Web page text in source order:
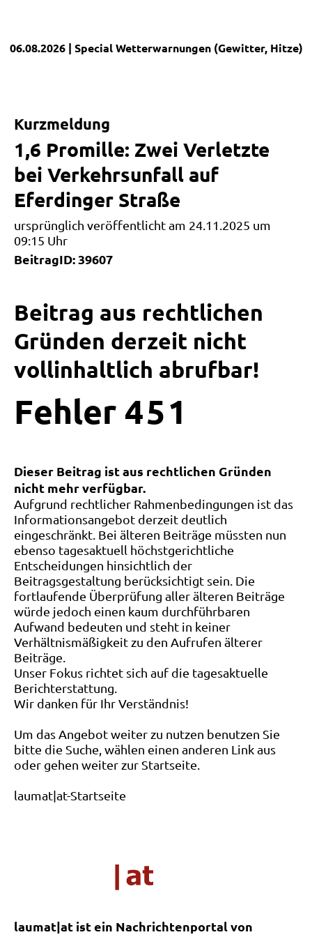
06.08.2026 | SpecialWetterwarnungen (Gewitter, Hitze)
Kurzmeldung
1,6 Promille: Zwei Verletzte
bei Verkehrsunfall auf
Eferdinger Straße
ursprünglich veröffentlicht am 24.11.2025 um
09:15 Uhr
BeitragID: 39607
Beitrag aus rechtlichen
Gründen derzeit nicht
vollinhaltlich abrufbar!
Fehler 4 5 1
Dieser Beitrag ist aus rechtlichen Gründen
nicht mehr verfügbar.
Aufgrund rechtlicher Rahmenbedingungen ist das
Informationsangebot derzeit deutlich
eingeschränkt. Bei älteren Beiträge müssten nun
ebenso tagesaktuell höchstgerichtliche
Entscheidungen hinsichtlich der
Beitragsgestaltung berücksichtigt sein. Die
fortlaufende Überprüfung aller älteren Beiträge
würde jedoch einen kaum durchführbaren
Aufwand bedeuten und steht in keiner
Verhältnismäßigkeit zu den Aufrufen älterer
Beiträge.
Unser Fokus richtet sich auf die tagesaktuelle
Berichterstattung.
Wir danken für Ihr Verständnis!
Um das Angebot weiter zu nutzen benutzen Sie
bitte die Suche, wählen einen anderen Link aus
oder gehen weiter zur Startseite.
laumat|at-Startseite
laumat|at ist ein Nachrichtenportal von